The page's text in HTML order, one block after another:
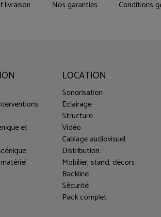
livraison Nos garanties Conditions
et
LOCATION
Sonorisation
Eclairage
Structure
Vidéo
Cablage audiovisuel
Distribution
Mobilier, stand, décors
Backline
Sécurité
Pack complet